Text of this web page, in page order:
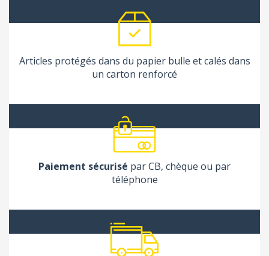
Articles protégés dans du papier bulle et calés dans
un carton renforcé
Paiement sécurisé par CB, chèque ou par
téléphone